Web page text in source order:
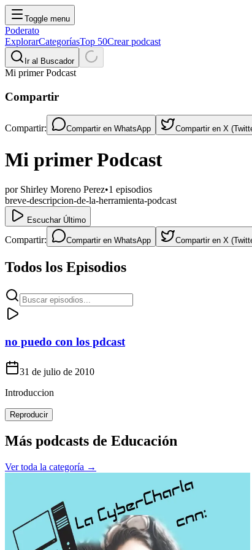
Toggle menu
Poderato
ExplorarCategoríasTop 50Crear podcast
Ir al Buscador
Mi primer Podcast
Compartir
Compartir: Compartir en WhatsApp Compartir en X
Mi primer Podcast
por Shirley Moreno Perez•1 episodios
breve-descripcion-de-la-herramienta-podcast
Escuchar Último
Compartir: Compartir en WhatsApp Compartir en X
Todos los Episodios
no puedo con los pdcast
31 de julio de 2010
Introduccion
Reproducir
Más podcasts de Educación
Ver toda la categoría →